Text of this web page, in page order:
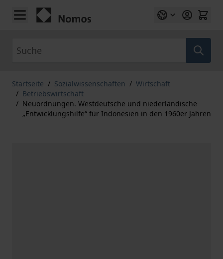
Zum Inhalt springen
Startseite / Sozialwissenschaften / Wirtschaft
/ Betriebswirtschaft
/ Neuordnungen. Westdeutsche und niederländische
„Entwicklungshilfe“ für Indonesien in den 1960er Jahren